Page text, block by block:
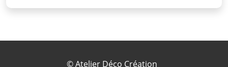
©Atelier Déco Création